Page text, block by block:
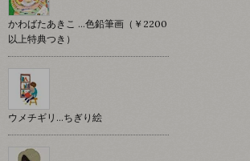
かわばたあきこ …色鉛筆画（￥2200
以上特典つき）
ウメチギリ…ちぎり絵